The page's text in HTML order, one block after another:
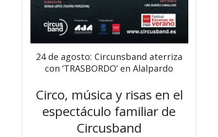
24 de agosto: Circunsband aterriza
con ‘TRASBORDO’ en Alalpardo
Circo, música y risas en el
espectáculo familiar de
Circusband